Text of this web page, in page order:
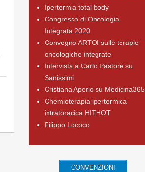
Ipertermia total body
Congresso di Oncologia
Integrata 2020
Convegno ARTOI sulle terapie
oncologiche integrate
Intervista a Carlo Pastore su
Sanissimi
Cristiana Aperio su Medicina365
Chemioterapia ipertermica
intratoracica HITHOT
Filippo Lococo
CONVENZIONI